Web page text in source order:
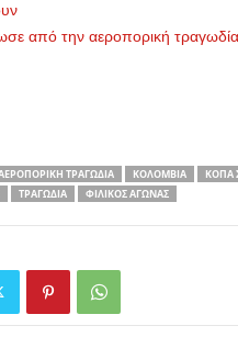
από την αεροπορική
ΤΡΑΓΩΔΊΑ ΚΟΛΟΜΒΊΑ ΚΌΠΑ
ΤΡΑΓΩΔΊΑ ΦΙΛΙΚΌΣ ΑΓΏΝΑΣ